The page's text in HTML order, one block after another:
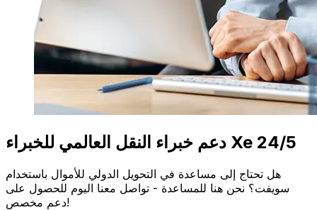
دعم خبراء النقل العالمي للخبراء Xe 24/5
هل تحتاج إلى مساعدة في التحويل الدولي للأموال باستخدام
سويفت؟ نحن هنا للمساعدة - تواصل معنا اليوم للحصول على
دعم مخصص!